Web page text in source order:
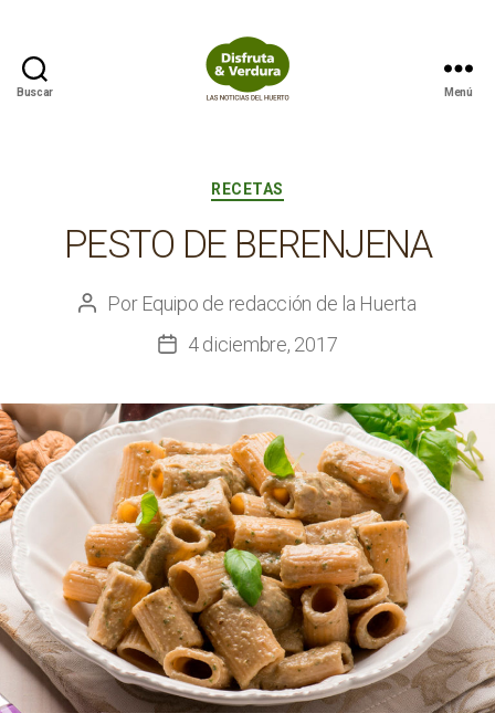
Buscar Menú
Categorías
RECETAS
PESTO DE BERENJENA
Autor
Por Equipo de redacción de la Huerta
Fecha
la
entrada
4 diciembre, 2017